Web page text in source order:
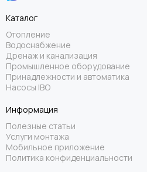
Каталог
Отопление
Водоснабжение
Дренаж и канализация
Промышленное оборудование
Принадлежности и автоматика
Насосы IBO
Информация
Полезные статьи
Услуги монтажа
Мобильное приложение
Политика конфиденциальности